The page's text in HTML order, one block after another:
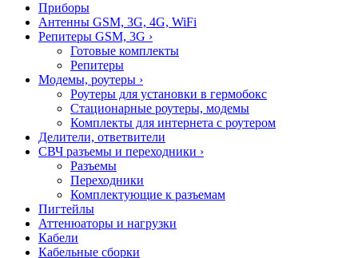
Приборы
Антенны GSM, 3G, 4G, WiFi
Репитеры GSM, 3G ›
Готовые комплекты
Репитеры
Модемы, роутеры ›
Роутеры для установки в гермобокс
Стационарные роутеры, модемы
Комплекты для интернета с роутером
Делители, ответвители
СВЧ разъемы и переходники ›
Разъемы
Переходники
Комплектующие к разъемам
Пигтейлы
Аттенюаторы и нагрузки
Кабели
Кабельные сборки